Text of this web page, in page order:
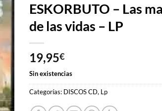
ESKORBUTO – Las
de las vidas – LP
19,95€
Sin existencias
Categorías: DISCOS CD, Lp